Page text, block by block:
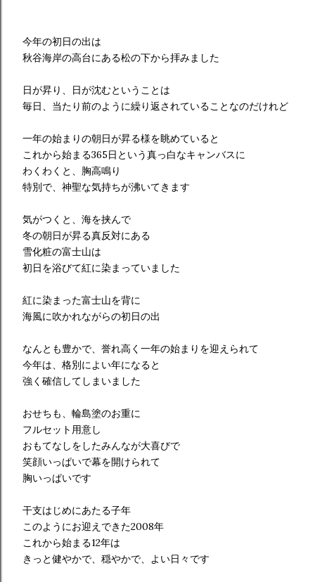
今年の初日の出は
秋谷海岸の高台にある松の下から拝みました
日が昇り、日が沈むということは
毎日、当たり前のように繰り返されていることなのだけれど
一年の始まりの朝日が昇る様を眺めていると
これから始まる365日という真っ白なキャンバスに
わくわくと、胸高鳴り
特別で、神聖な気持ちが沸いてきます
気がつくと、海を挟んで
冬の朝日が昇る真反対にある
雪化粧の富士山は
初日を浴びて紅に染まっていました
紅に染まった富士山を背に
海風に吹かれながらの初日の出
なんとも豊かで、誉れ高く一年の始まりを迎えられて
今年は、格別によい年になると
強く確信してしまいました
おせちも、輪島塗のお重に
フルセット用意し
おもてなしをしたみんなが大喜びで
笑顔いっぱいで幕を開けられて
胸いっぱいです
干支はじめにあたる子年
このようにお迎えできた2008年
これから始まる12年は
きっと健やかで、穏やかで、よい日々です